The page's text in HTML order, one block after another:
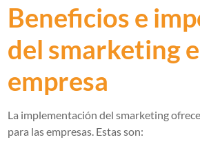
Beneficios e
del smarketing
empresa
La implementación del smarketing
para las empresas. Estas son: